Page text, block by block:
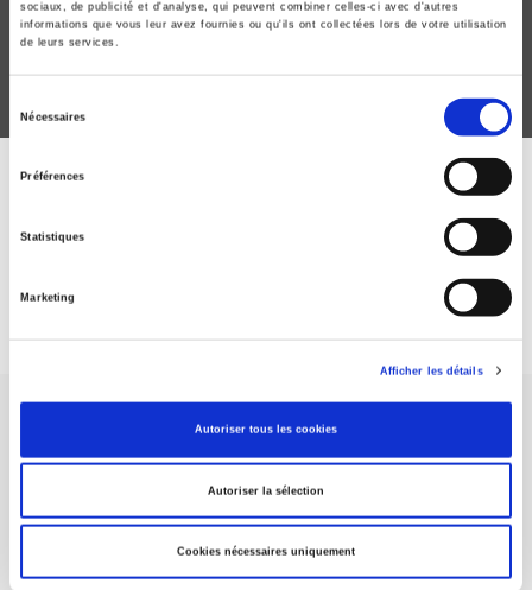
sociaux, de publicité et d'analyse, qui peuvent combiner celles-ci avec d'autres
informations que vous leur avez fournies ou qu'ils ont collectées lors de votre utilisation
de leurs services.
Nécessaires
Préférences
Statistiques
Marketing
Afficher les détails
Autoriser tous les cookies
Autoriser la sélection
Cookies nécessaires uniquement
ABONNEZ-VOUS À NOS
Maison d'édition dédiée aux sciences humaines et sociales, les
Presses de Sciences Po participent depuis leur création en 1976
à la transmission des savoirs et des idéescontinuer